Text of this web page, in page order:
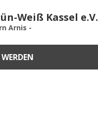
Weiß Kassel e.V.
Arnis -